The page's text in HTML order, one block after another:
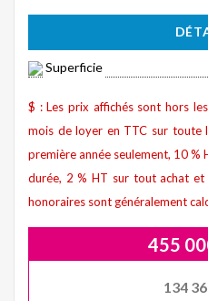
Superficie
$ : Les prix affichés sont hors
mois de loyer en TTC sur toute
première année seulement, 10
durée, 2 % HT sur tout achat
honoraires sont généralement
455
134